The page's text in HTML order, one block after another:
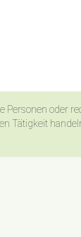
Personen oder
Tätigkeit